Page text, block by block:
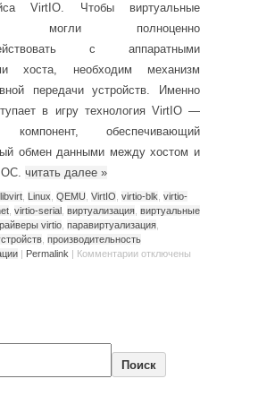
VirtIO. Чтобы виртуальные
могли полноценно
с аппаратными
хоста, необходим механизм
передачи устройств. Именно
в игру технология VirtIO —
компонент, обеспечивающий
обмен данными между хостом и
ОС. читать далее »
libvirt Linux QEMU VirtIO virtio-blk virtio-
virtio-serial виртуализация виртуальные
virtio паравиртуализация
производительность
| Permalink | Комментарии отключены
Поиск